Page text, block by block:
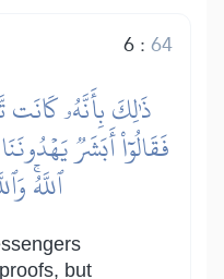
6:64
ذَٰلِكَ بِأَنَّهُۥ كَانَت
فَقَالُوٓاْ أَبَشَرٞ
ٱللَّهُۚ
but